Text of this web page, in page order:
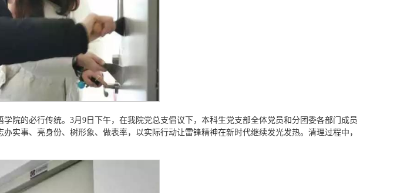
院的必行传统。3月9日下午，在我院党总支倡议下，本科生党支部全体党员和分团委各部门成员
实事、亮身份、树形象、做表率，以实际行动让雷锋精神在新时代继续发光发热。清理过程中，